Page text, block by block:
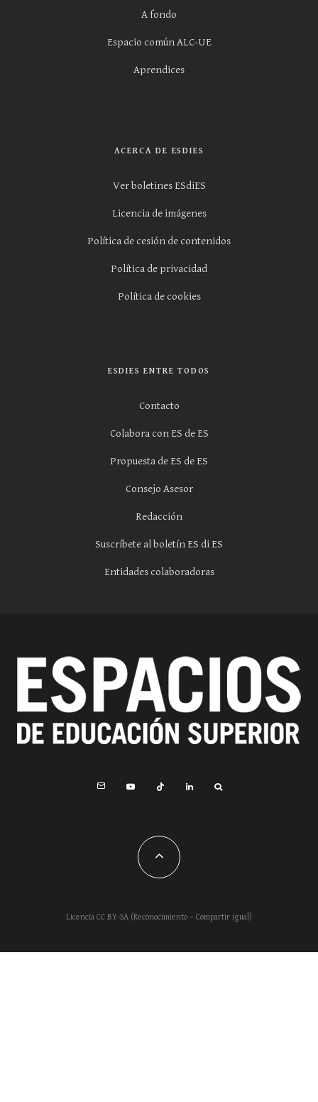
A fondo
Espacio común ALC-UE
Aprendices
ACERCA DE ESDIES
Ver boletines ESdiES
Licencia de imágenes
Política de cesión de contenidos
Política de privacidad
Política de cookies
ESDIES ENTRE TODOS
Contacto
Colabora con ES de ES
Propuesta de ES de ES
Consejo Asesor
Redacción
Suscríbete al boletín ES di ES
Entidades colaboradoras
Licencia CC BY-SA (Reconocimiento – Compartir igual)